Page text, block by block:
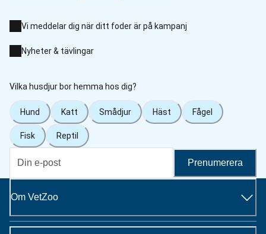
Vi meddelar dig när ditt foder är på kampanj
Nyheter & tävlingar
Vilka husdjur bor hemma hos dig?
Hund Katt Smådjur Häst Fågel
Fisk Reptil
Prenumerera
Om VetZoo